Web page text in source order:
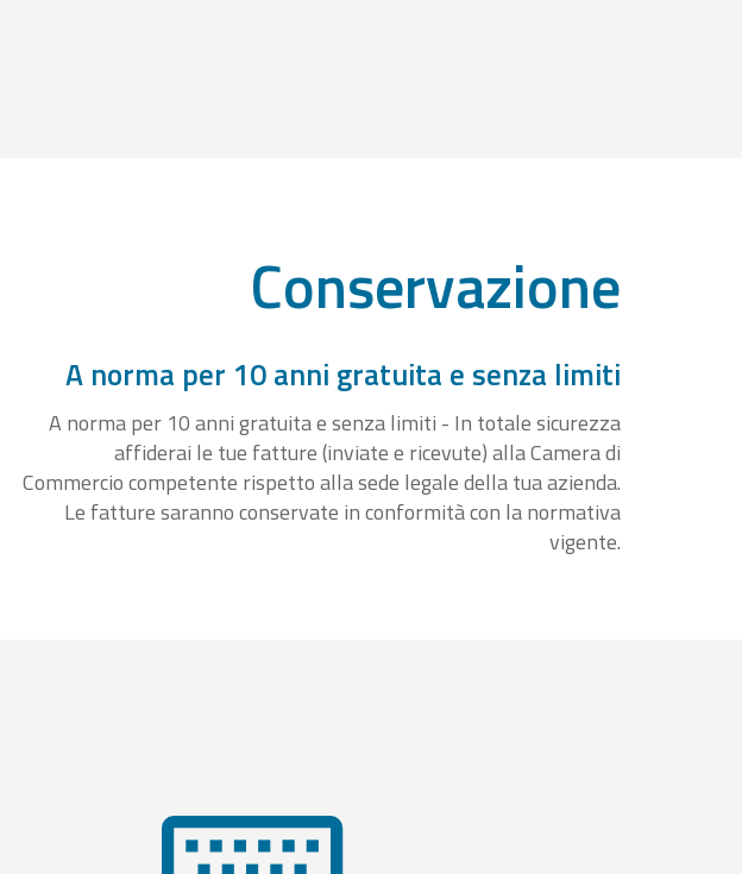
Conservazione
A norma per 10 anni gratuita e senza limiti
A norma per 10 anni gratuita e senza limiti - In totale sicurezza
affiderai le tue fatture (inviate e ricevute) alla Camera di
Commercio competente rispetto alla sede legale della tua azienda.
Le fatture saranno conservate in conformità con la normativa
vigente.